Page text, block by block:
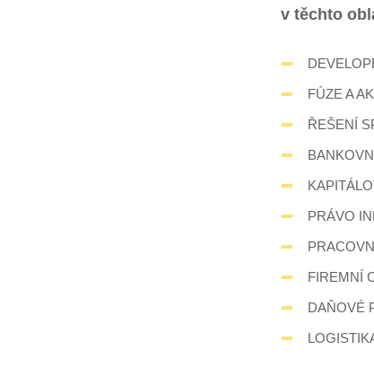
v těchto
FÚZE A
ŘEŠENÍ
PRÁVO
FIREMNÍ
DAŇOVÉ